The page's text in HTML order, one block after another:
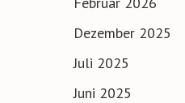
Dezember 2025
Juli 2025
Juni 2025